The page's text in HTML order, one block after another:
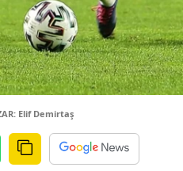
Elif Demirtaş